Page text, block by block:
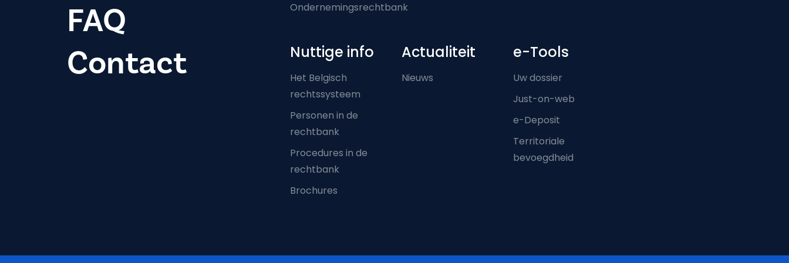
FAQ
Contact
Ondernemingsrechtbank
Nuttige info
Het Belgisch
rechtssysteem
Personen in de
rechtbank
Procedures in de
rechtbank
Brochures
Actualiteit
Nieuws
e-Tools
Uw dossier
Just-on-web
e-Deposit
Territoriale
bevoegdheid